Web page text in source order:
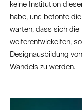
keine Institution
habe, und betonte
warten, dass sich die
weiterentwickelten,
Designausbildung
Wandels zu werden.